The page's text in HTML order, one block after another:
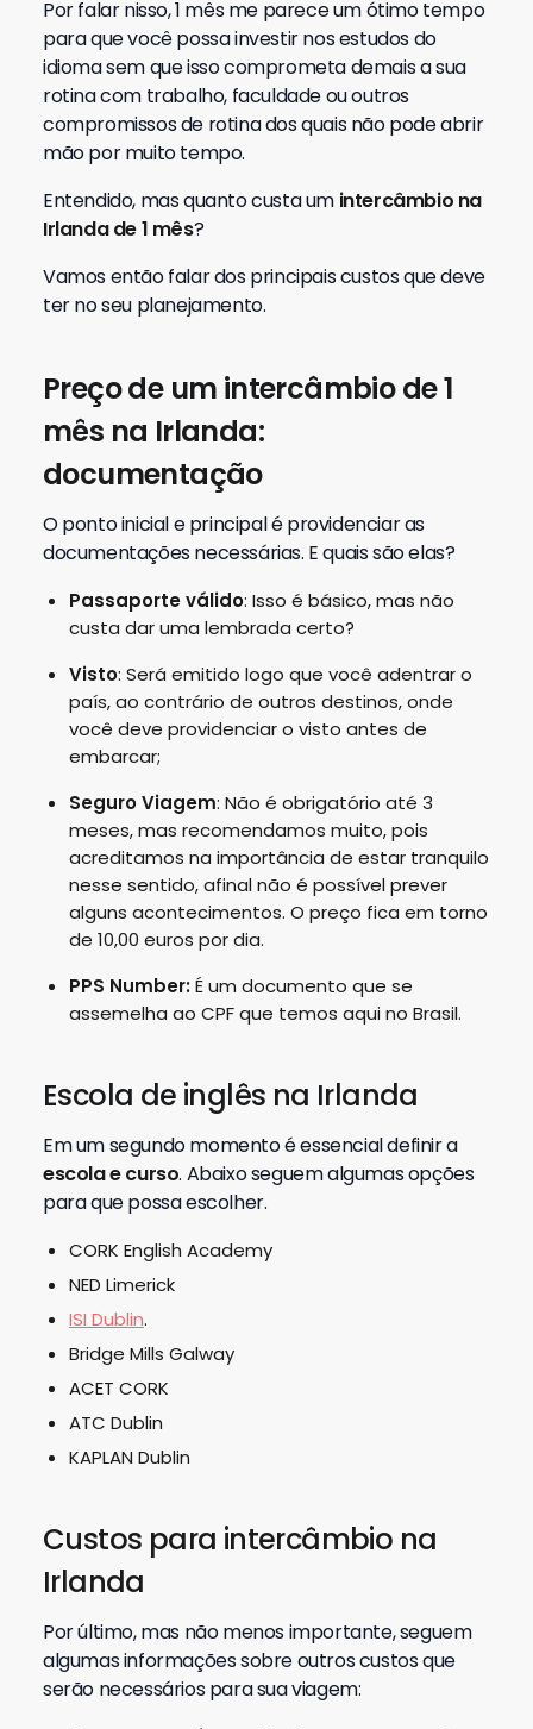
Por falar nisso, 1 mês me parece um ótimo tempo
para que você possa investir nos estudos do
idioma sem que isso comprometa demais a sua
rotina com trabalho, faculdade ou outros
compromissos de rotina dos quais não pode abrir
mão por muito tempo.
Entendido, mas quanto custa um intercâmbio na
Irlanda de 1 mês?
Vamos então falar dos principais custos que deve
ter no seu planejamento.
Preço de um intercâmbio de 1
mês na Irlanda:
documentação
O ponto inicial e principal é providenciar as
documentações necessárias. E quais são elas?
Passaporte válido: Isso é básico, mas não
custa dar uma lembrada certo?
Visto: Será emitido logo que você adentrar o
país, ao contrário de outros destinos, onde
você deve providenciar o visto antes de
embarcar;
Seguro Viagem: Não é obrigatório até 3
meses, mas recomendamos muito, pois
acreditamos na importância de estar tranquilo
nesse sentido, afinal não é possível prever
alguns acontecimentos. O preço fica em torno
de 10,00 euros por dia.
PPS Number:É um documento que se
assemelha ao CPF que temos aqui no Brasil.
Escola de inglês na Irlanda
Em um segundo momento é essencial definir a
escola e curso. Abaixo seguem algumas opções
para que possa escolher.
CORK English Academy
NED Limerick
ISI Dublin.
Bridge Mills Galway
ACET CORK
ATC Dublin
KAPLAN Dublin
Custos para intercâmbio na
Irlanda
Por último, mas não menos importante, seguem
algumas informações sobre outros custos que
serão necessários para sua viagem: